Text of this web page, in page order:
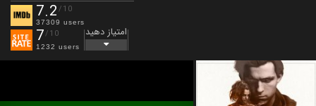
7.2 /10
37309 users
7/10
1232 users
امتیاز دهید